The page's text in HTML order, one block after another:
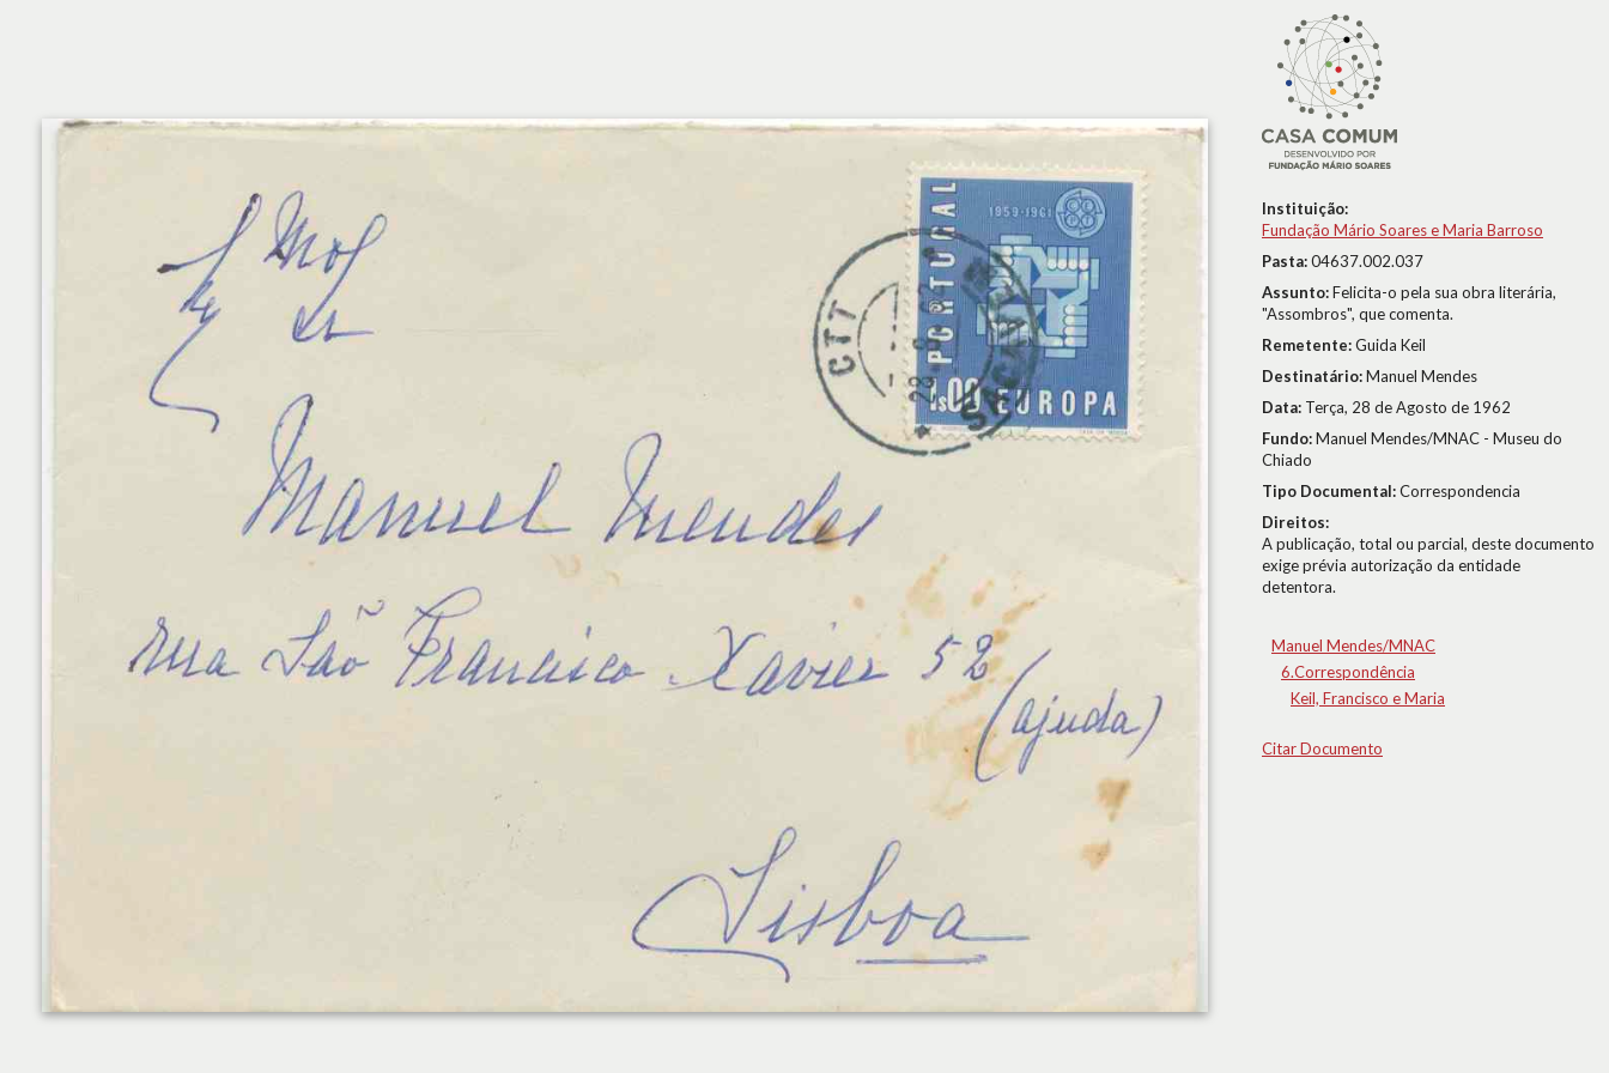
Instituição:
Fundação Mário Soares e Maria Barroso
Pasta:04637.002.037
Assunto:Felicita-o pela sua obra literária,
"Assombros", que comenta.
Remetente:Guida Keil
Destinatário:Manuel Mendes
Data: Terça, 28 de Agosto de 1962
Fundo:Manuel Mendes/MNAC - Museu do
Chiado
Tipo Documental:Correspondencia
Direitos:
A publicação, total ou parcial, deste documento
exige prévia autorização da entidade
detentora.
Manuel Mendes/MNAC
6.Correspondência
Keil, Francisco e Maria
Citar Documento